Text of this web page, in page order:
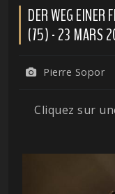
DER WEG EINER
(75) - 23 MARS
Pierre Sopor
Cliquez sur